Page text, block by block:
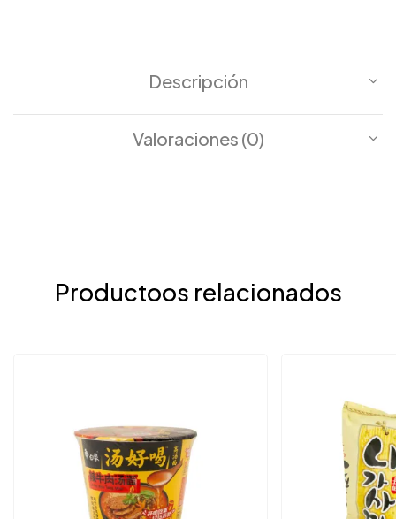
Descripción
Valoraciones (0)
Productoos relacionados